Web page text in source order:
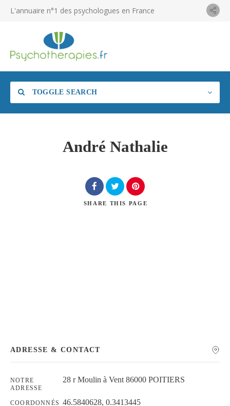
L'annuaire n°1 des psychologues en France
TOGGLE SEARCH
André Nathalie
SHARE THIS PAGE
ADRESSE & CONTACT
NOTRE
ADRESSE
28 r Moulin à Vent 86000 POITIERS
COORDONNÉS 46.5840628, 0.3413445